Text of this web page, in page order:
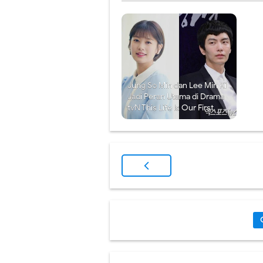
Jung So Min dan Lee Min Ki
Jadi Peran Utama di Drama
tvN This Life Is Our First